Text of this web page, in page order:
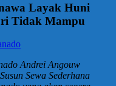
Layak Huni
Tidak Mampu
Andrei Angouw
Sewa Sederhana